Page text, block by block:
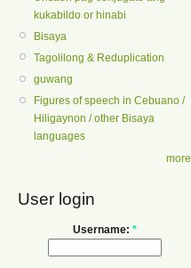
kukabildo or hinabi
Bisaya
Tagolilong & Reduplication
guwang
Figures of speech in Cebuano /
Hiligaynon / other Bisaya
languages
more
User login
Username: *